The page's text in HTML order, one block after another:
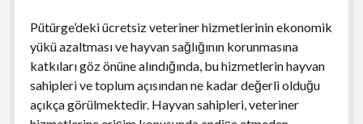
Pütürge’deki ücretsiz veteriner hizmetlerinin ekonomik
yükü azaltması ve hayvan sağlığının korunmasına
katkıları göz önüne alındığında, bu hizmetlerin hayvan
sahipleri ve toplum açısından ne kadar değerli olduğu
açıkça görülmektedir. Hayvan sahipleri, veteriner